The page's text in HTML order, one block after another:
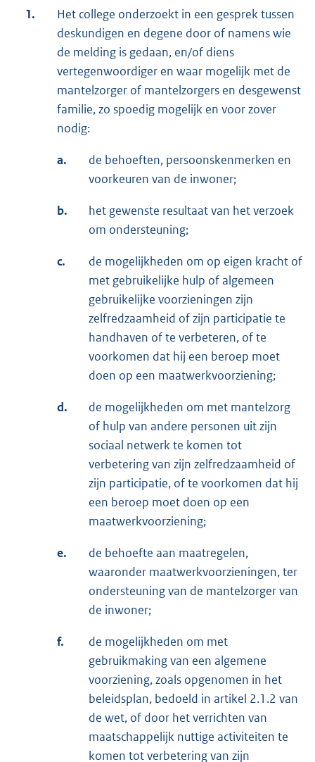
1.
Het college onderzoekt in een gesprek tussen
deskundigen en degene door of namens wie
de melding is gedaan, en/of diens
vertegenwoordiger en waar mogelijk met de
mantelzorger of mantelzorgers en desgewenst
familie, zo spoedig mogelijk en voor zover
nodig:
a.
de behoeften, persoonskenmerken en
voorkeuren van de inwoner;
b.
het gewenste resultaat van het verzoek
om ondersteuning;
c.
de mogelijkheden om op eigen kracht of
met gebruikelijke hulp of algemeen
gebruikelijke voorzieningen zijn
zelfredzaamheid of zijn participatie te
handhaven of te verbeteren, of te
voorkomen dat hij een beroep moet
doen op een maatwerkvoorziening;
d.
de mogelijkheden om met mantelzorg
of hulp van andere personen uit zijn
sociaal netwerk te komen tot
verbetering van zijn zelfredzaamheid of
zijn participatie, of te voorkomen dat hij
een beroep moet doen op een
maatwerkvoorziening;
e.
de behoefte aan maatregelen,
waaronder maatwerkvoorzieningen, ter
ondersteuning van de mantelzorger van
de inwoner;
f.
de mogelijkheden om met
gebruikmaking van een algemene
voorziening, zoals opgenomen in het
beleidsplan, bedoeld in artikel 2.1.2 van
de wet, of door het verrichten van
maatschappelijk nuttige activiteiten te
komen tot verbetering van zijn